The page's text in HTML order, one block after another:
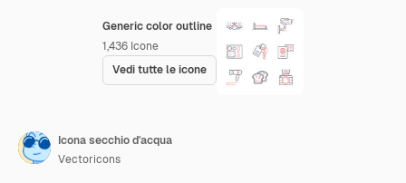
Generic color outline
1,436 Icone
Vedi tutte le icone
Icona secchio d'acqua
Vectoricons